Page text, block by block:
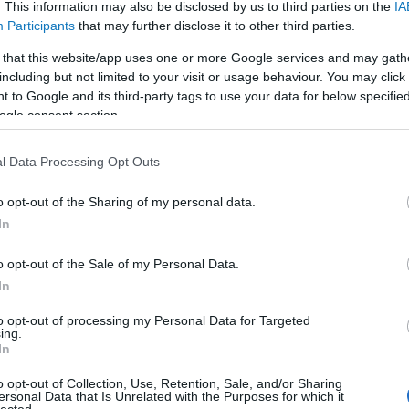
This information may also be disclosed by us to third parties on the
Participants that may further disclose it to other third parties.
that this website/app uses one or more Google services and may
but not limited to your visit or usage behaviour. You may
to Google and its third-party tags to use your data for below
consent section.
Data Processing Opt Outs
opt-out of the Sharing of my personal data.
opt-out of the Sale of my Personal Data.
opt-out of processing my Personal Data for Targeted
opt-out of Collection, Use, Retention, Sale, and/or Sharing
Data that Is Unrelated with the Purposes for which it
épp teljesen új szolgálati modelleket vezet
be. A kontinens hosszú ideig élt abban a
hitben, hogy a béke tartós és természetes
állapot, ám az orosz–ukrán háború néhány
hónap…
Tetszik 0
Grand Paris Express